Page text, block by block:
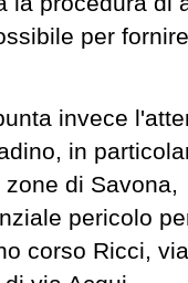
per
invece
in
di Savona,
pericolo
corso Ricci,